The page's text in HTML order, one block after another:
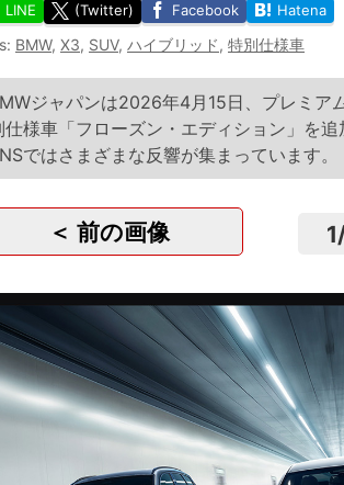
LINE (Twitter) Facebook Hatena
BMW, X3, SUV, ハイブリッド, 特別仕様車
ジャパンは2026年4月15日、プレミ
仕様車「フローズン・エディション」を
ではさまざまな反響が集まっています。
＜ 前の画像 1